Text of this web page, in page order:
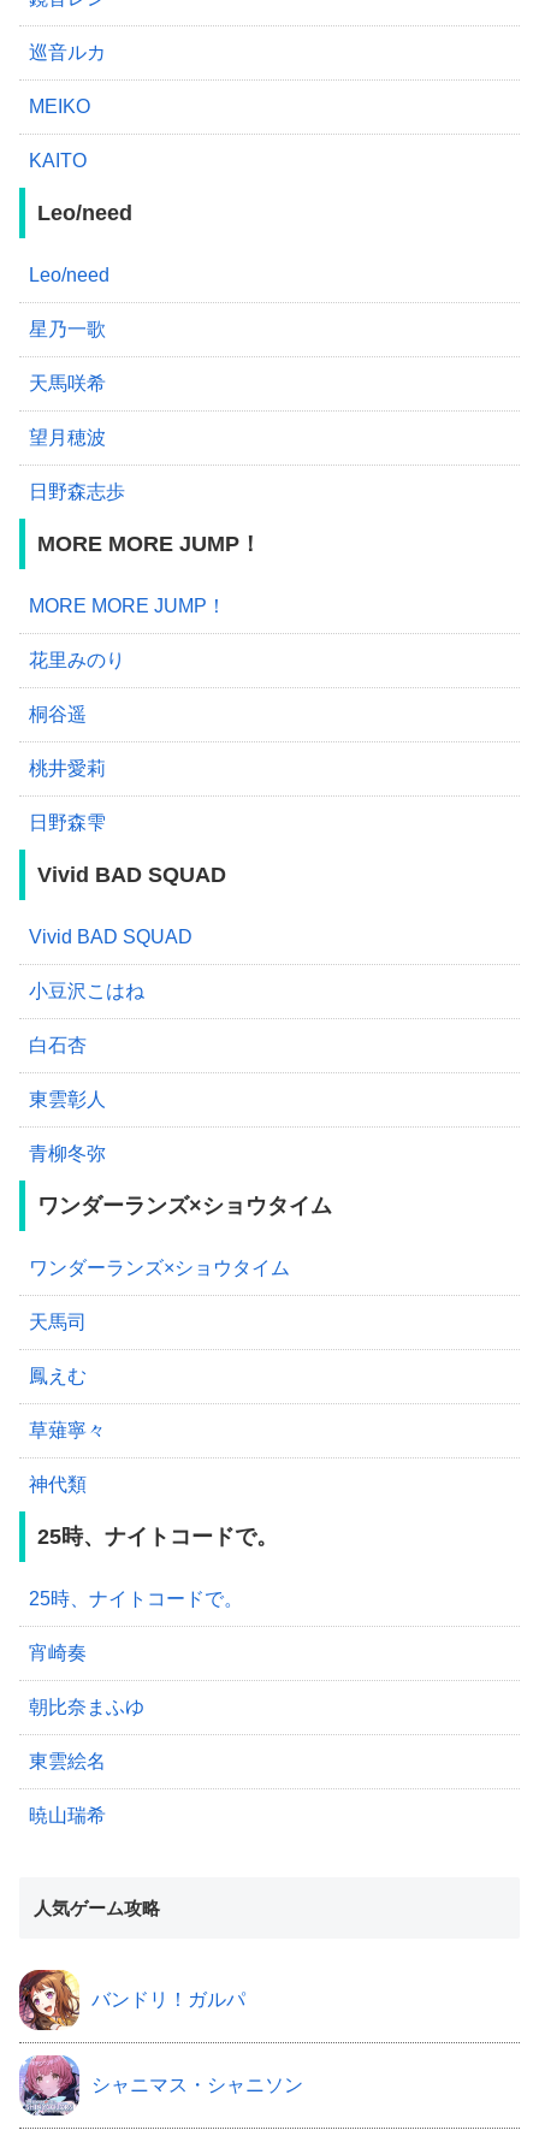
巡音ルカ
MEIKO
KAITO
Leo/need
Leo/need
星乃一歌
天馬咲希
望月穂波
日野森志歩
MORE MORE JUMP！
MORE MORE JUMP！
花里みのり
桐谷遥
桃井愛莉
日野森雫
Vivid BAD SQUAD
Vivid BAD SQUAD
小豆沢こはね
白石杏
東雲彰人
青柳冬弥
ワンダーランズ×ショウタイム
ワンダーランズ×ショウタイム
天馬司
鳳えむ
草薙寧々
神代類
25時、ナイトコードで。
25時、ナイトコードで。
宵崎奏
朝比奈まふゆ
東雲絵名
暁山瑞希
人気ゲーム攻略
バンドリ！ガルパ
シャニマス・シャニソン